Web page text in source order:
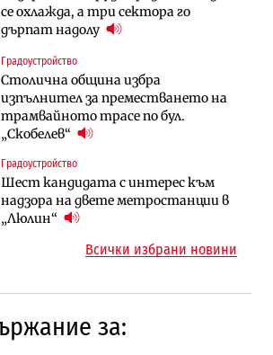
се охлажда, а три сектора го
дърпат надолу
Градоустройство
Столична община избра
изпълнител за преместването на
трамвайното трасе по бул.
„Скобелев“
Градоустройство
Шест кандидата с интерес към
надзора на двете метростанции в
„Люлин“
АЕЦ „Козлодуй“ ще работи само още
няколко седмици, ако сушата
Инфраструктура
АПИ възложи промяната на
парцеларния план за
магистралата Русе – Велико
Градоустройство
Шест кандидата с интерес към
надзора на двете метростанции в
оценки на имотите може да бъдат
вдигнати
Финанси
Ипотечното кредитиране в
България продължава да се охлажда
(Графика)
Вторият мост над Варненското
езеро става част от бъдещата
магистрала „Черно море“
Всички избрани новини
за: